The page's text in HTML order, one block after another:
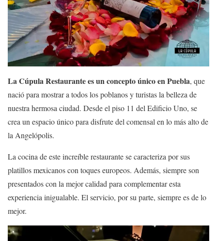
La Cúpula Restaurante es un concepto único en Puebla, que
nació para mostrar a todos los poblanos y turistas la belleza de
nuestra hermosa ciudad. Desde el piso 11 del Edificio Uno, se
crea un espacio único para disfrute del comensal en lo más alto de
la Angelópolis.
La cocina de este increíble restaurante se caracteriza por sus
platillos mexicanos con toques europeos. Además, siempre son
presentados con la mejor calidad para complementar esta
experiencia inigualable. El servicio, por su parte, siempre es de lo
mejor.